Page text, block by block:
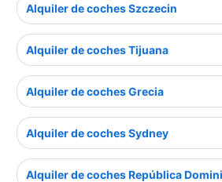
Alquiler de coches Szczecin
Alquiler de coches Tijuana
Alquiler de coches Grecia
Alquiler de coches Sydney
Alquiler de coches República